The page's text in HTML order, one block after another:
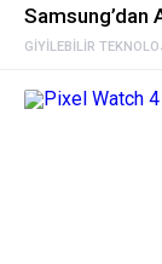
GIYILEBILIR
Samsung’dan